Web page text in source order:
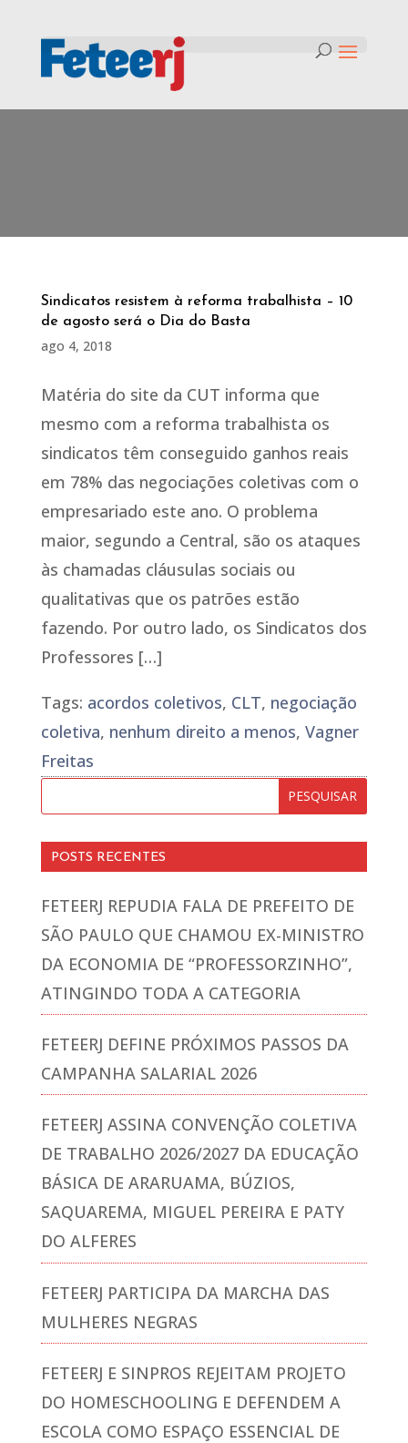
Sindicatos resistem à reforma trabalhista – 10
de agosto será o Dia do Basta
ago 4, 2018
Matéria do site da CUT informa que
mesmo com a reforma trabalhista os
sindicatos têm conseguido ganhos reais
em 78% das negociações coletivas com o
empresariado este ano. O problema
maior, segundo a Central, são os ataques
às chamadas cláusulas sociais ou
qualitativas que os patrões estão
fazendo. Por outro lado, os Sindicatos dos
Professores […]
Tags: acordos coletivos, CLT, negociação
coletiva, nenhum direito a menos, Vagner
Freitas
POSTS RECENTES
FETEERJ REPUDIA FALA DE PREFEITO DE
SÃO PAULO QUE CHAMOU EX-MINISTRO
DA ECONOMIA DE “PROFESSORZINHO”,
ATINGINDO TODA A CATEGORIA
FETEERJ DEFINE PRÓXIMOS PASSOS DA
CAMPANHA SALARIAL 2026
FETEERJ ASSINA CONVENÇÃO COLETIVA
DE TRABALHO 2026/2027 DA EDUCAÇÃO
BÁSICA DE ARARUAMA, BÚZIOS,
SAQUAREMA, MIGUEL PEREIRA E PATY
DO ALFERES
FETEERJ PARTICIPA DA MARCHA DAS
MULHERES NEGRAS
FETEERJ E SINPROS REJEITAM PROJETO
DO HOMESCHOOLING E DEFENDEM A
ESCOLA COMO ESPAÇO ESSENCIAL DE